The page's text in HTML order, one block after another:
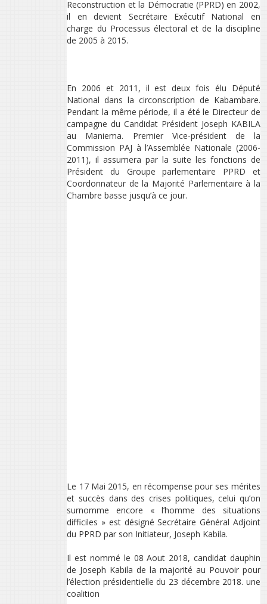
Reconstruction et la Démocratie (PPRD) en 2002,
il en devient Secrétaire Exécutif National en
charge du Processus électoral et de la discipline
de 2005 à 2015.
En 2006 et 2011, il est deux fois élu Député
National dans la circonscription de Kabambare.
Pendant la même période, il a été le Directeur de
campagne du Candidat Président Joseph KABILA
au Maniema. Premier Vice-président de la
Commission PAJ à l’Assemblée Nationale (2006-
2011), il assumera par la suite les fonctions de
Président du Groupe parlementaire PPRD et
Coordonnateur de la Majorité Parlementaire à la
Chambre basse jusqu’à ce jour.
Le 17 Mai 2015, en récompense pour ses mérites
et succès dans des crises politiques, celui qu’on
surnomme encore « l’homme des situations
difficiles » est désigné Secrétaire Général Adjoint
du PPRD par son Initiateur, Joseph Kabila.
Il est nommé le 08 Aout 2018, candidat dauphin
de Joseph Kabila de la majorité au Pouvoir pour
l’élection présidentielle du 23 décembre 2018. une
coalition